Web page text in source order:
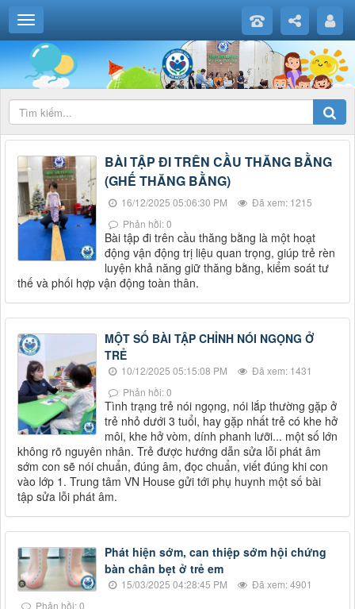
BÀI TẬP ĐI TRÊN CẦU THĂNG BẰNG
(GHẾ THĂNG BẰNG)
16/12/2025 05:06:30 PM
Đã xem: 1215
Phản hồi: 0
Bài tập đi trên cầu thăng bằng là một hoạt
động vận động trị liệu quan trọng, giúp trẻ rèn
luyện khả năng giữ thăng bằng, kiểm soát tư
thế và phối hợp vận động toàn thân.
MỘT SỐ BÀI TẬP CHỈNH NÓI NGỌNG Ở
TRẺ
10/12/2025 05:15:08 PM
Đã xem: 1431
Phản hồi: 0
Tình trạng trẻ nói ngọng, nói lắp thường gặp ở
trẻ nhỏ dưới 3 tuổi, hay gặp nhất trẻ có khe hở
môi, khe hở vòm, dính phanh lưỡi... một số lớn
không rõ nguyên nhân. Trẻ được hướng dẫn sửa lỗi phát âm
sớm con sẽ nói chuẩn, đúng âm, đọc chuẩn, viết đúng khi con
vào lớp 1. Trung tâm VN House gửi tới phụ huynh một số bài
tập sửa lỗi phát âm.
Phát hiện sớm, can thiệp sớm hội chứng
bàn chân bẹt ở trẻ em
15/03/2025 04:28:45 PM
Đã xem: 4901
Phản hồi: 0